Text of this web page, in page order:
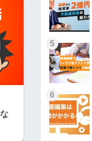
5
6